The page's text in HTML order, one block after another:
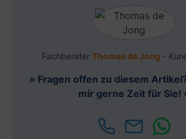
Fachberater Thomas de Jong -
» Fragen offen zu diesem
mir gerne Zeit für Sie!